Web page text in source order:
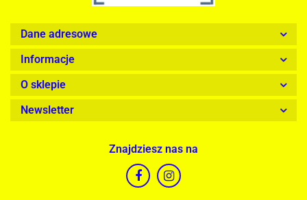
Dane adresowe
Informacje
O sklepie
Newsletter
Znajdziesz nas na